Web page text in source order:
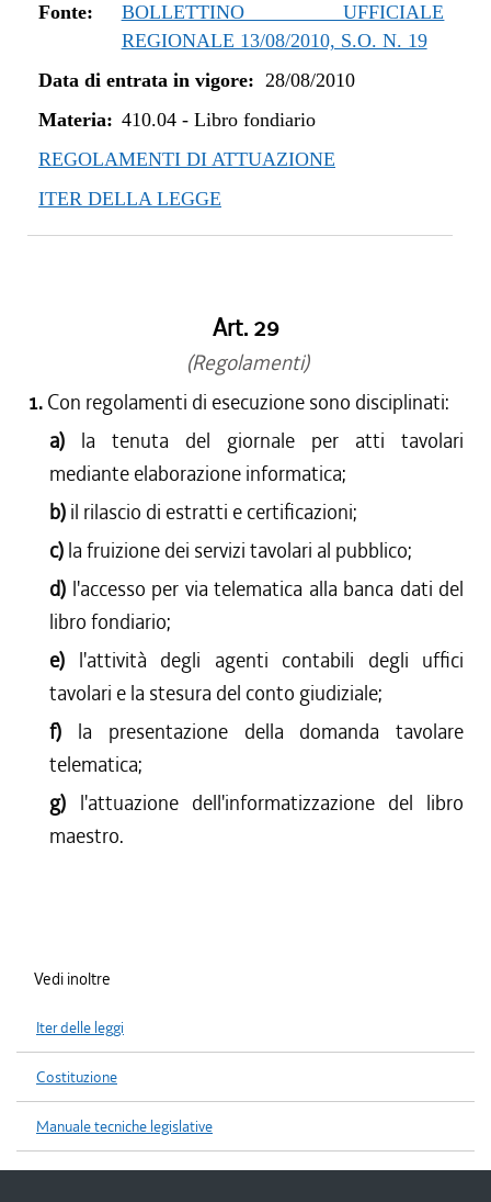
Fonte:
BOLLETTINO UFFICIALE
REGIONALE 13/08/2010, S.O. N. 19
Data di entrata in vigore: 28/08/2010
Materia: 410.04- Libro fondiario
REGOLAMENTI DI ATTUAZIONE
ITER DELLA LEGGE
Art. 29
(Regolamenti)
1. Con regolamenti di esecuzione sono disciplinati:
a) la tenuta del giornale per atti tavolari
mediante elaborazione informatica;
b) il rilascio di estratti e certificazioni;
c) la fruizione dei servizi tavolari al pubblico;
d) l'accesso per via telematica alla banca dati del
libro fondiario;
e) l'attività degli agenti contabili degli uffici
tavolari e la stesura del conto giudiziale;
f) la presentazione della domanda tavolare
telematica;
g) l'attuazione dell'informatizzazione del libro
maestro.
Vedi inoltre
Iter delle leggi
Costituzione
Manuale tecniche legislative